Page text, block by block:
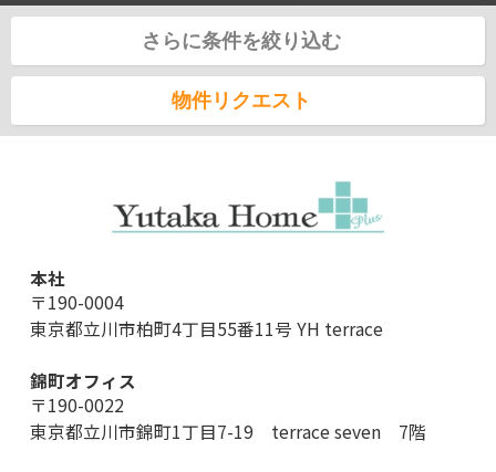
さらに条件を絞り込む
物件リクエスト
本社
〒190-0004
東京都立川市柏町4丁目55番11号 YH terrace
錦町オフィス
〒190-0022
東京都立川市錦町1丁目7-19 terrace seven 7階